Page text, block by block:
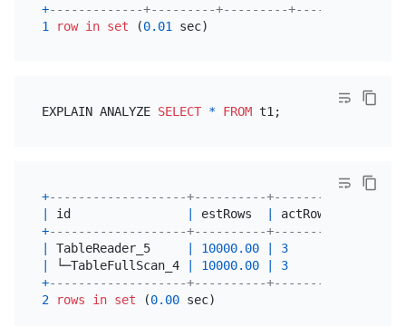
+-------------+---------+---------+------
1
row in set (0.01
EXPLAIN ANALYZE SELECT * FROM
+-------------------+----------+---------
id estRows actRows
+-------------------+----------+---------
TableReader_5 10000.00 3
└─TableFullScan_4 10000.00 3
+-------------------+----------+---------
2
rows in set (0.00